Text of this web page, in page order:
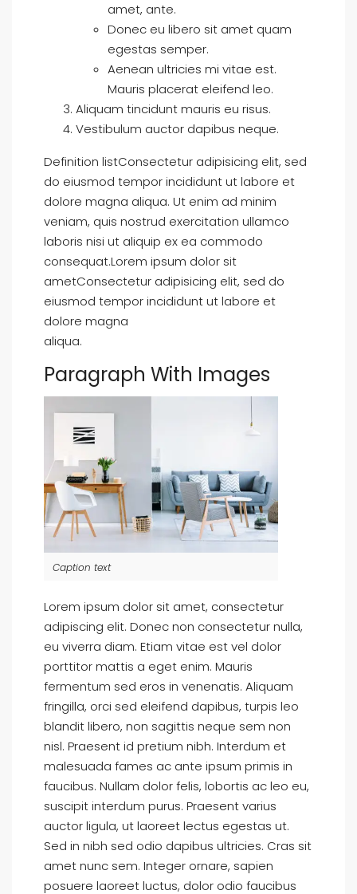
amet, ante.
Donec eu libero sit amet quam
egestas semper.
Aenean ultricies mi vitae est.
Mauris placerat eleifend leo.
Aliquam tincidunt mauris eu risus.
Vestibulum auctor dapibus neque.
Definition listConsectetur adipisicing elit, sed
do eiusmod tempor incididunt ut labore et
dolore magna aliqua. Ut enim ad minim
veniam, quis nostrud exercitation ullamco
laboris nisi ut aliquip ex ea commodo
consequat.Lorem ipsum dolor sit
ametConsectetur adipisicing elit, sed do
eiusmod tempor incididunt ut labore et
dolore magna
aliqua.
Paragraph With Images
Caption text
Lorem ipsum dolor sit amet, consectetur
adipiscing elit. Donec non consectetur nulla,
eu viverra diam. Etiam vitae est vel dolor
porttitor mattis a eget enim. Mauris
fermentum sed eros in venenatis. Aliquam
fringilla, orci sed eleifend dapibus, turpis leo
blandit libero, non sagittis neque sem non
nisl. Praesent id pretium nibh. Interdum et
malesuada fames ac ante ipsum primis in
faucibus. Nullam dolor felis, lobortis ac leo eu,
suscipit interdum purus. Praesent varius
auctor ligula, ut laoreet lectus egestas ut.
Sed in nibh sed odio dapibus ultricies. Cras sit
amet nunc sem. Integer ornare, sapien
posuere laoreet luctus, dolor odio faucibus